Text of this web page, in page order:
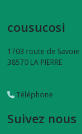
cousucosi
1703 route de Savoie
38570 LA PIERRE
Téléphone
Suivez nous